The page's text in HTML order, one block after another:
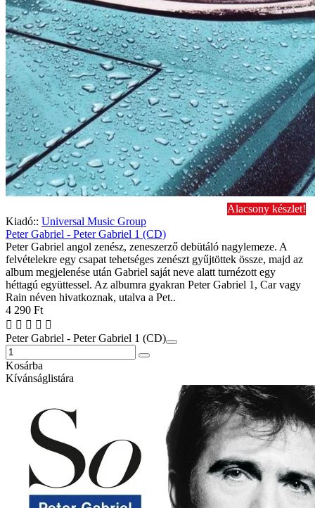
Alacsony készlet!
Kiadó:: Universal Music Group
Peter Gabriel - Peter Gabriel 1 (CD)
Peter Gabriel angol zenész, zeneszerző debütáló nagylemeze. A
felvételekre egy csapat tehetséges zenészt gyűjtöttek össze, majd az
album megjelenése után Gabriel saját neve alatt turnézott egy
héttagú együttessel. Az albumra gyakran Peter Gabriel 1, Car vagy
Rain néven hivatkoznak, utalva a Pet..
4 290 Ft
Peter Gabriel - Peter Gabriel 1 (CD)
Kosárba
Kívánságlistára